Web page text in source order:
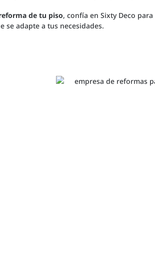
de tu piso, confía en Sixty Deco
se adapte a tus necesidades.